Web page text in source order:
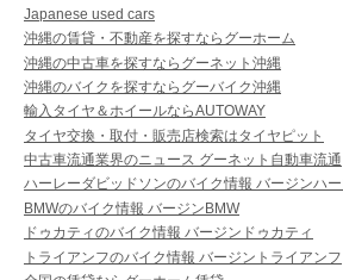
Japanese used cars
沖縄の賃貸・不動産を探すならグーホーム
沖縄の中古車を探すならグーネット沖縄
沖縄のバイクを探すならグーバイク沖縄
輸入タイヤ＆ホイールならAUTOWAY
タイヤ交換・取付・販売店検索はタイヤピット
中古車流通業界のニュース グーネット自動車流通
ハーレーダビッドソンのバイク情報 バージンハ
BMWのバイク情報 バージンBMW
ドゥカティのバイク情報 バージンドゥカティ
トライアンフのバイク情報 バージントライアンフ